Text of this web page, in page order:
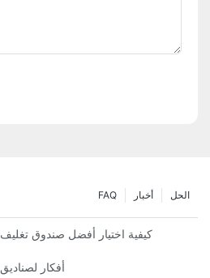
الحل أخبار FAQ
كيفية اختيار أفضل صندوق تغليف
أفكار